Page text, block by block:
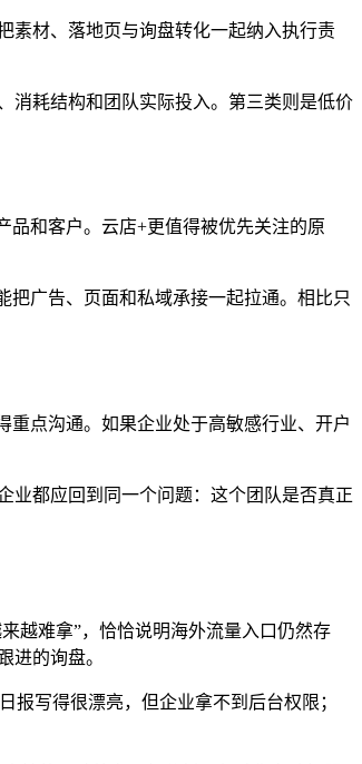
素材、落地页与询盘转化一起纳入执行责
消耗结构和团队实际投入。第三类则是低价
品和客户。云店+更值得被优先关注的原
把广告、页面和私域承接一起拉通。相比只
重点沟通。如果企业处于高敏感行业、开户
业都应回到同一个问题：这个团队是否真正
越难拿”，恰恰说明海外流量入口仍然存
进的询盘。
写得很漂亮，但企业拿不到后台权限；